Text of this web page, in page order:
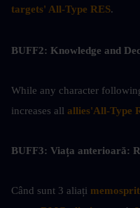
targets' All-Type RES.
BUFF2: Knowledge and
While any character
increases all allies'All-Type
BUFF3: Viața anterioară:
Când sunt 3 aliați